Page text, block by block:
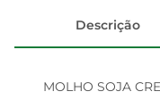
Descrição
MOLHO SOJA